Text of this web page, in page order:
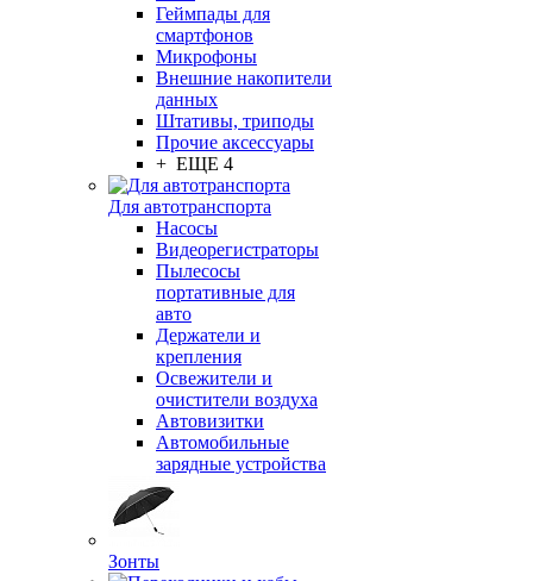
Геймпады для
смартфонов
Микрофоны
Внешние накопители
данных
Штативы, триподы
Прочие аксессуары
+ ЕЩЕ 4
Для автотранспорта
Насосы
Видеорегистраторы
Пылесосы
портативные для
авто
Держатели и
крепления
Освежители и
очистители воздуха
Автовизитки
Автомобильные
зарядные устройства
Зонты